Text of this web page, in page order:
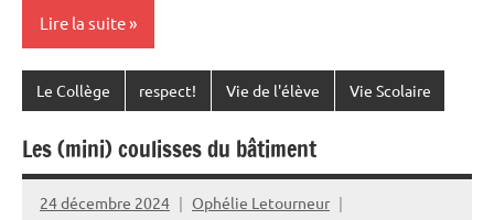
Lire la suite
Le Collège respect! Vie de l'élève Vie Scolaire
Les (mini) coulisses du bâtiment
24 décembre 2024
Ophélie Letourneur